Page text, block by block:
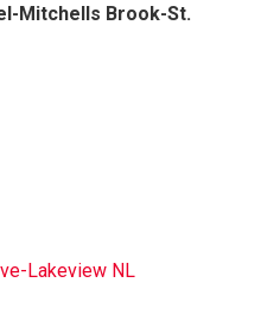
Mitchells Brook-St.
Lakeview NL